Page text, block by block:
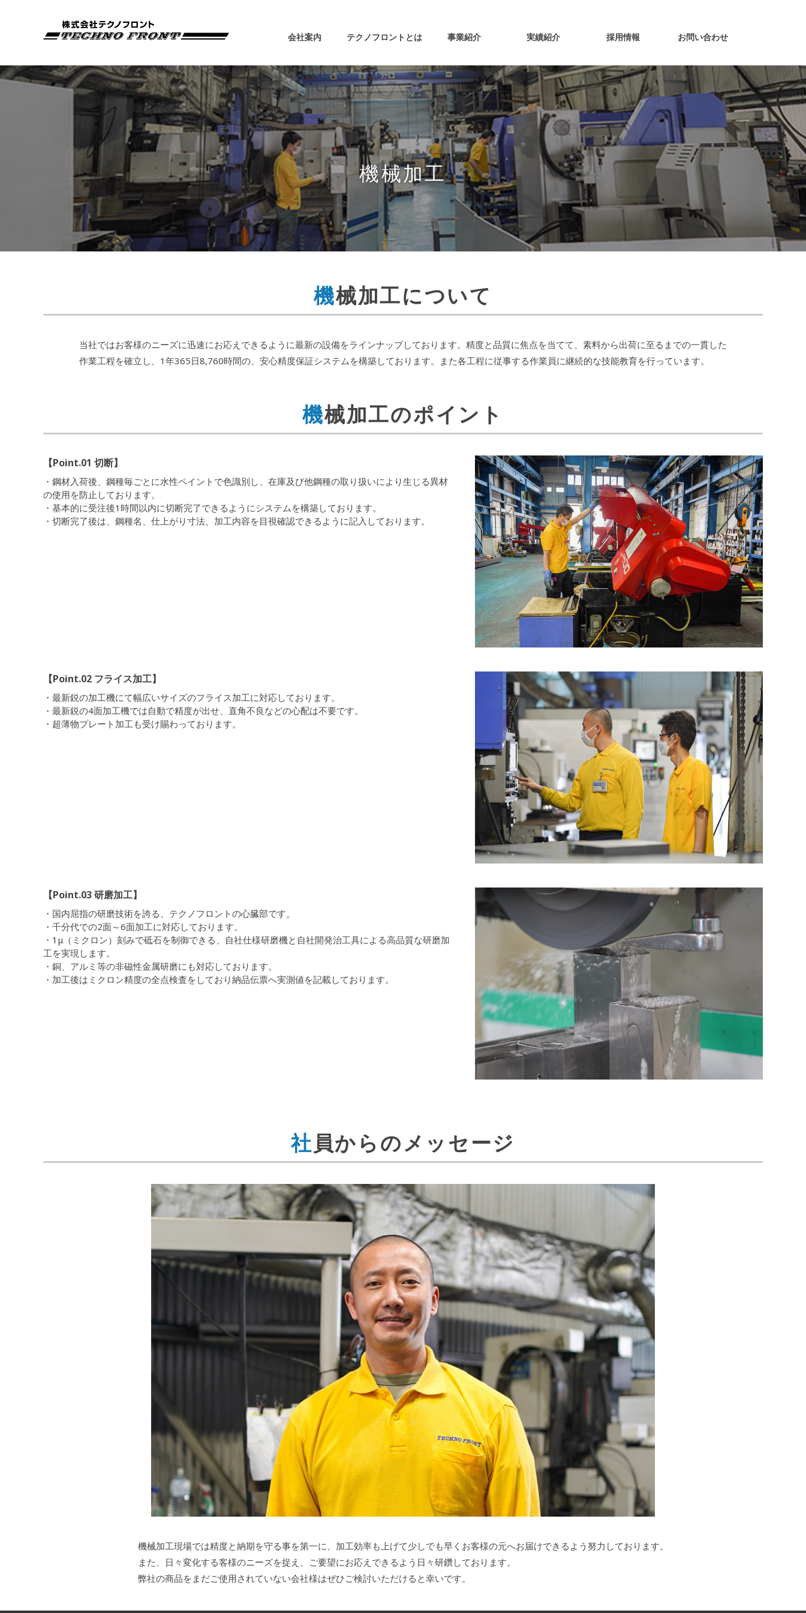
会社案内 テクノフロントとは 事業紹介
> TECシステム
> TECプレート
> 機械加工
> 設備情報
> 在庫情報
実績紹介 採用情報 お問い合わせ
機械加工
機械加工について
当社ではお客様のニーズに迅速にお応えできるように最新の設備をラインナップしております。精度と品質に焦点を当てて、素料から出荷に至るまでの一貫した
作業工程を確立し、1年365日8,760時間の、安心精度保証システムを構築しております。また各工程に従事する作業員に継続的な技能教育を行っています。
機械加工のポイント
【Point.01 切断】
・鋼材入荷後、鋼種毎ごとに水性ペイントで色識別し、在庫及び他鋼種の取り扱いにより生じる異材
の使用を防止しております。
・基本的に受注後1時間以内に切断完了できるようにシステムを構築しております。
・切断完了後は、鋼種名、仕上がり寸法、加工内容を目視確認できるように記入しております。
【Point.02 フライス加工】
・最新鋭の加工機にて幅広いサイズのフライス加工に対応しております。
・最新鋭の4面加工機では自動で精度が出せ、直角不良などの心配は不要です。
・超薄物プレート加工も受け賜わっております。
【Point.03 研磨加工】
・国内屈指の研磨技術を誇る、テクノフロントの心臓部です。
・千分代での2面～6面加工に対応しております。
・1μ（ミクロン）刻みで砥石を制御できる、自社仕様研磨機と自社開発治工具による高品質な研磨加
工を実現します。
・銅、アルミ等の非磁性金属研磨にも対応しております。
・加工後はミクロン精度の全点検査をしており納品伝票へ実測値を記載しております。
社員からのメッセージ
機械加工現場では精度と納期を守る事を第一に、加工効率も上げて少しでも早くお客様の元へお届けできるよう努力しております。
また、日々変化する客様のニーズを捉え、ご要望にお応えできるよう日々研鑽しております。
弊社の商品をまだご使用されていない会社様はぜひご検討いただけると幸いです。